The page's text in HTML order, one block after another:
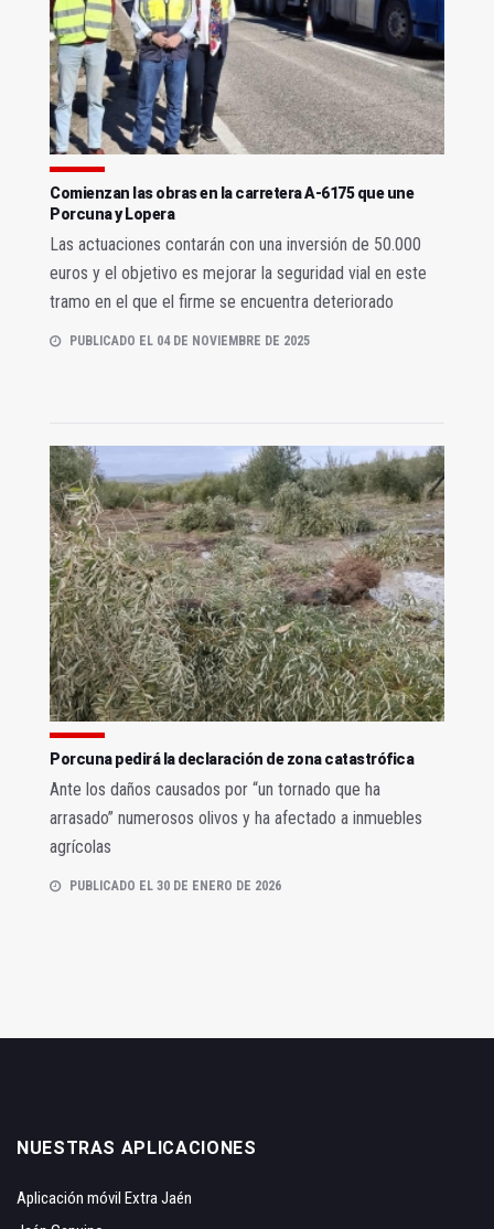
Comienzan las obras en la carretera A-6175 que une
Porcuna y Lopera
Las actuaciones contarán con una inversión de 50.000
euros y el objetivo es mejorar la seguridad vial en este
tramo en el que el firme se encuentra deteriorado
PUBLICADO EL 04 DE NOVIEMBRE DE 2025
Porcuna pedirá la declaración de zona catastrófica
Ante los daños causados por “un tornado que ha
arrasado” numerosos olivos y ha afectado a inmuebles
agrícolas
PUBLICADO EL 30 DE ENERO DE 2026
NUESTRAS APLICACIONES
Aplicación móvil Extra Jaén